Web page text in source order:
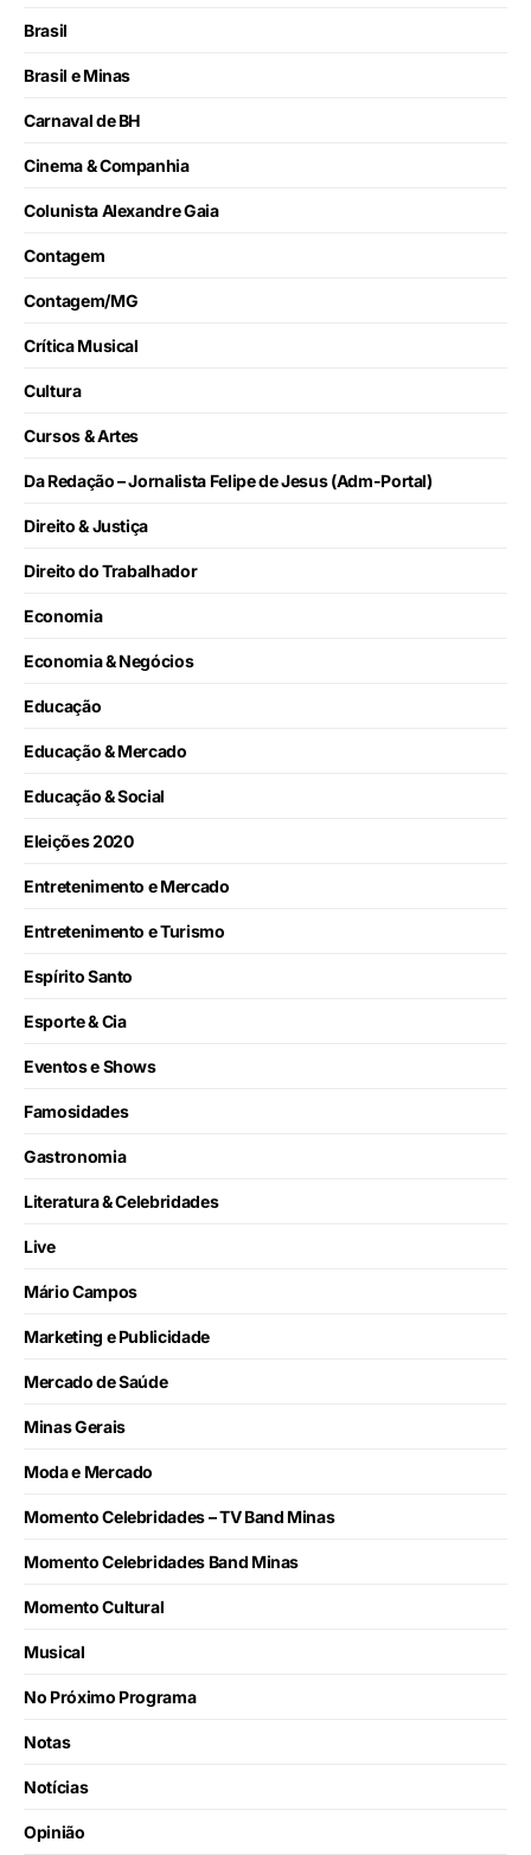
Brasil
Brasil e Minas
Carnaval de BH
Cinema & Companhia
Colunista Alexandre Gaia
Contagem
Contagem/MG
Crítica Musical
Cultura
Cursos & Artes
Da Redação – Jornalista Felipe de Jesus (Adm-Portal)
Direito & Justiça
Direito do Trabalhador
Economia
Economia & Negócios
Educação
Educação & Mercado
Educação & Social
Eleições 2020
Entretenimento e Mercado
Entretenimento e Turismo
Espírito Santo
Esporte & Cia
Eventos e Shows
Famosidades
Gastronomia
Literatura & Celebridades
Live
Mário Campos
Marketing e Publicidade
Mercado de Saúde
Minas Gerais
Moda e Mercado
Momento Celebridades – TV Band Minas
Momento Celebridades Band Minas
Momento Cultural
Musical
No Próximo Programa
Notas
Notícias
Opinião